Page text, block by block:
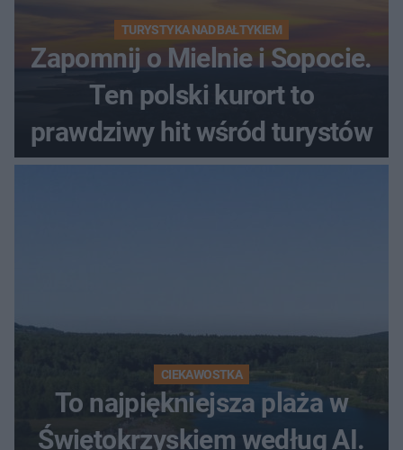
TURYSTYKA NAD BAŁTYKIEM
Zapomnij o Mielnie i Sopocie.
Ten polski kurort to
prawdziwy hit wśród turystów
CIEKAWOSTKA
To najpiękniejsza plaża w
Świętokrzyskiem według AI.